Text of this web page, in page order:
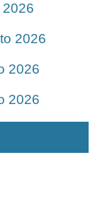
2026
2026
2026